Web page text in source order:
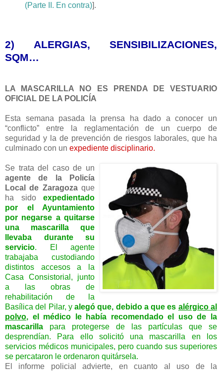
(Parte II. En contra)].
2) ALERGIAS, SENSIBILIZACIONES,
SQM…
LA MASCARILLA NO ES PRENDA DE VESTUARIO
OFICIAL DE LA POLICÍA
Esta semana pasada la prensa ha dado a conocer un
“conflicto” entre la reglamentación de un cuerpo de
seguridad y la de prevención de riesgos laborales, que ha
culminado con un expediente disciplinario.
Se trata del caso de un
agente de la Policía
Local de Zaragozaque
ha sido expedientado
por el Ayuntamiento
por negarse a quitarse
una mascarilla que
llevaba durante su
servicio. El agente
trabajaba custodiando
distintos accesos a la
Casa Consistorial, junto
a las obras de
rehabilitación de la
Basílica del Pilar, yalegó que, debido a que es alérgico al
polvo, el médico le había recomendado el uso de la
mascarilla para protegerse de las partículas que se
desprendían. Para ello solicitó una mascarilla en los
servicios médicos municipales, pero cuando sus superiores
se percataron le ordenaron quitársela.
El informe policial advierte, en cuanto al uso de la